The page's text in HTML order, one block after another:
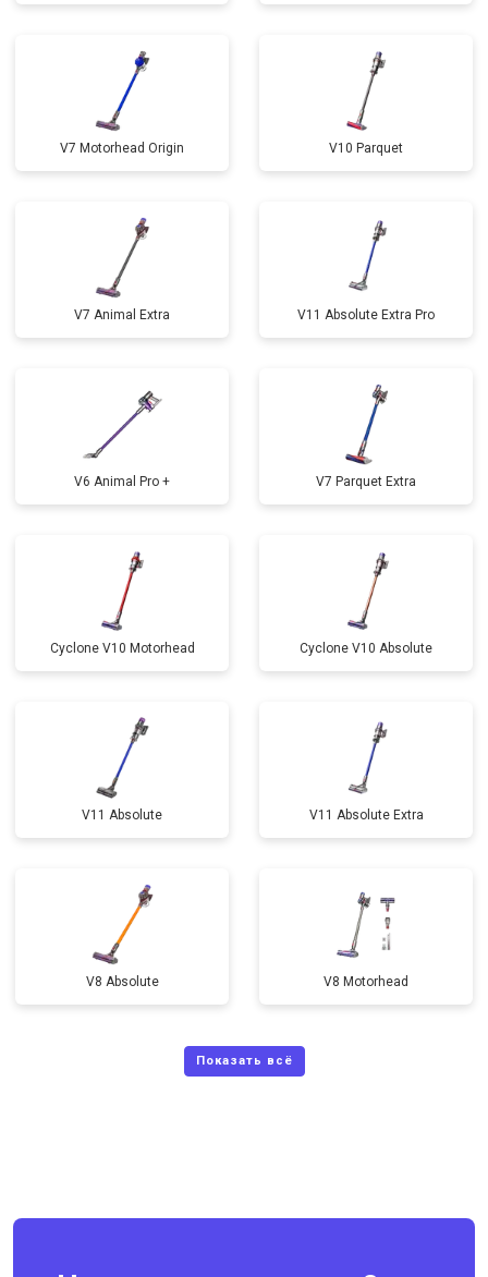
V7 Motorhead Origin V10 Parquet
V7 Animal Extra V11 Absolute Extra Pro
V6 Animal Pro + V7 Parquet Extra
Cyclone V10 Motorhead Cyclone V10 Absolute
V11 Absolute V11 Absolute Extra
V8 Absolute V8 Motorhead